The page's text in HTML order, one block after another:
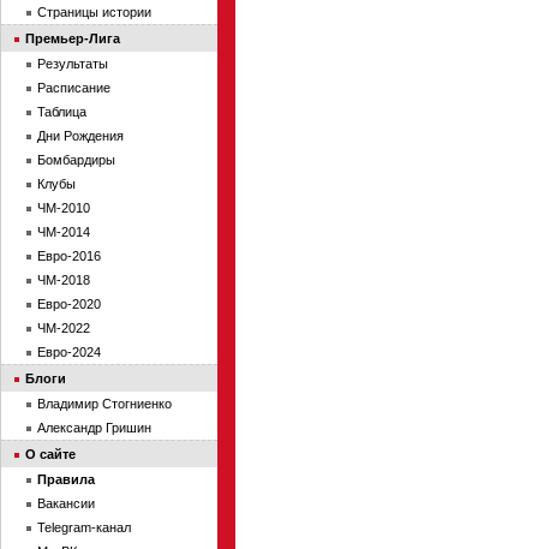
Страницы истории
Премьер-Лига
Результаты
Расписание
Таблица
Дни Рождения
Бомбардиры
Клубы
ЧМ-2010
ЧМ-2014
Евро-2016
ЧМ-2018
Евро-2020
ЧМ-2022
Евро-2024
Блоги
Владимир Стогниенко
Александр Гришин
О сайте
Правила
Вакансии
Telegram-канал